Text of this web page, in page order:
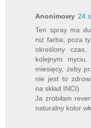
Anonimowy 24
Ten spray ma
niż farba, poza
określony
kolejnym
miesięcy, żeby
nie jest to
na skład INCI).
Ja zrobiłam
naturalny kolor